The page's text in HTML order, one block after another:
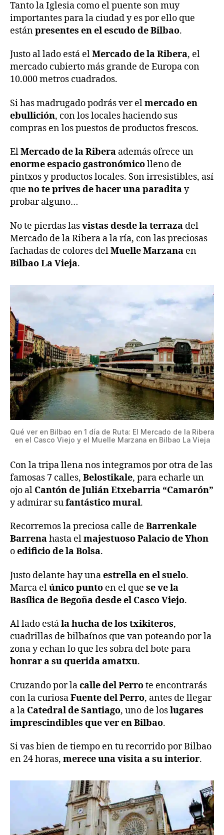
Tanto la Iglesia como el puente son muy
importantes para la ciudad y es por ello que
estánpresentes en el escudo de Bilbao.
Justo al lado está elMercado de la Ribera, el
mercado cubierto más grande de Europa con
10.000 metros cuadrados.
Si has madrugado podrás ver elmercado en
ebullición, con los locales haciendo sus
compras en los puestos de productos frescos.
ElMercado de la Ribera además ofrece un
enorme espacio gastronómicolleno de
pintxos y productos locales. Son irresistibles, así
que no te prives de hacer una paraditay
probar alguno…
No te pierdas lasvistas desde la terraza del
Mercado de la Ribera a la ría, con las preciosas
fachadas de colores delMuelle Marzana en
Bilbao La Vieja.
Qué ver en Bilbao en 1 día de Ruta: El Mercado de la Ribera
en el Casco Viejo y el Muelle Marzana en Bilbao La Vieja
Con la tripa llena nos integramos por otra de las
famosas 7 calles, Belostikale, para echarle un
ojo al Cantón de Julián Etxebarria “Camarón”
y admirar sufantástico mural.
Recorremos la preciosa calle de Barrenkale
Barrenahasta elmajestuoso Palacio de Yhon
oedificio de la Bolsa.
Justo delante hay unaestrella en el suelo.
Marca elúnico punto en el que se ve la
Basílica de Begoña desde el Casco Viejo.
Al lado estála hucha de los txikiteros,
cuadrillas de bilbaínos que van poteando por la
zona y echan lo que les sobra del bote para
honrar a su querida amatxu.
Cruzando por lacalle del Perrote encontrarás
con la curiosaFuente del Perro, antes de llegar
a la Catedral de Santiago, uno de loslugares
imprescindibles que ver en Bilbao.
Si vas bien de tiempo en tu recorrido por Bilbao
en 24 horas, merece una visita a su interior.